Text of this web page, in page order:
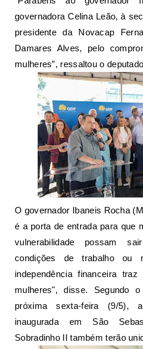
governadora Celina Leão, à
presidente da Novacap
Damares Alves, pelo
mulheres”, ressaltou o
O governador Ibaneis Rocha
é a porta de entrada para que
vulnerabilidade possam
condições de trabalho ou
independência financeira
mulheres", disse. Segundo
próxima sexta-feira (9/5),
inaugurada em São
Sobradinho II também terão